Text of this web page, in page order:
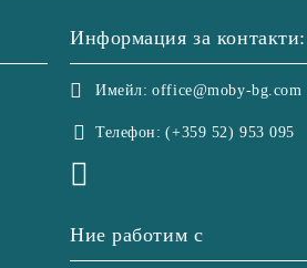
Информация за контакти:
Имейл: office@moby-bg.com
Телефон: (+359 52) 953 095
Ние работим с